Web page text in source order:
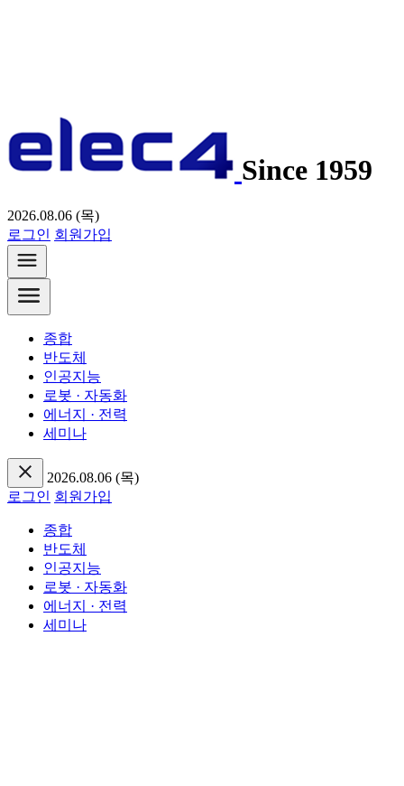
Since 1959
2026.08.06 (목)
로그인 회원가입
종합
반도체
인공지능
로봇 · 자동화
에너지 · 전력
세미나
2026.08.06 (목)
로그인 회원가입
종합
반도체
인공지능
로봇 · 자동화
에너지 · 전력
세미나